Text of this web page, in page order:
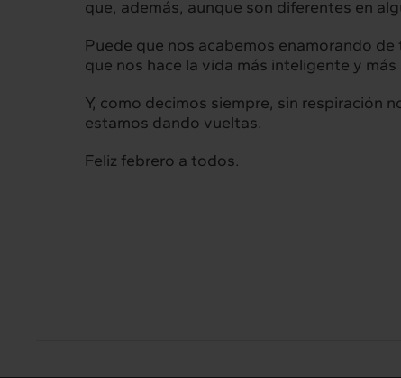
que, además, aunque son diferentes en
Puede que nos acabemos enamorando
que nos hace la vida más inteligente y más
Y, como decimos siempre, sin respiración
estamos dando vueltas.
Feliz febrero a todos.